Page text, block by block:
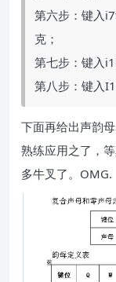
第六步：键入
克；
第七步：键入
第八步：键入
下面再给出声韵
熟练应用之了，
多牛叉了。OMG.